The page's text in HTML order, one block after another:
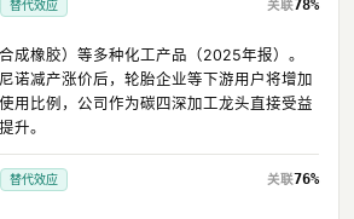
替代效应
78%
成橡胶）等多种化工产品（2025年报）。
诺减产涨价后，轮胎企业等下游用户将增加
用比例，公司作为碳四深加工龙头直接受益
升。
替代效应
76%